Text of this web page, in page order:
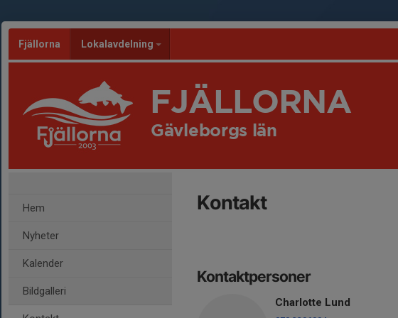
Fjällorna Lokalavdelning
FJÄLLORNA
Gävleborgs län
Hem
Nyheter
Kalender
Bildgalleri
Kontakt
Kontaktpersoner
Charlotte Lund